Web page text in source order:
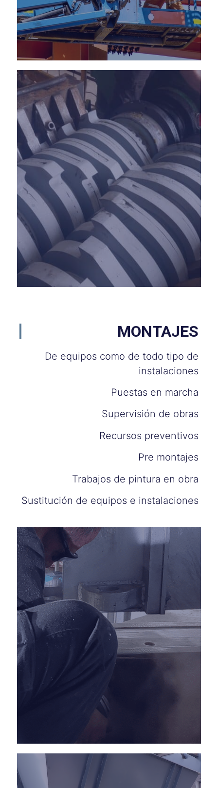
MONTAJES
De equipos como de todo tipo de
instalaciones
Puestas en marcha
Supervisión de obras
Recursos preventivos
Pre montajes
Trabajos de pintura en obra
Sustitución de equipos e instalaciones